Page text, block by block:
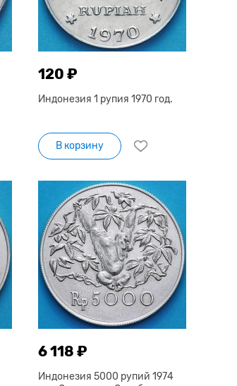
120 ₽
Индонезия 1 рупия 1970 год.
В корзину
6 118 ₽
Индонезия 5000 рупий 1974